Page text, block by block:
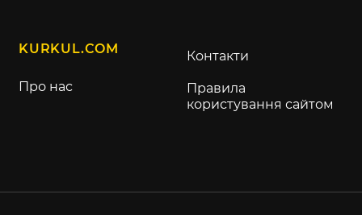
KURKUL.COM
Про нас
Контакти
Правила
користування сайтом